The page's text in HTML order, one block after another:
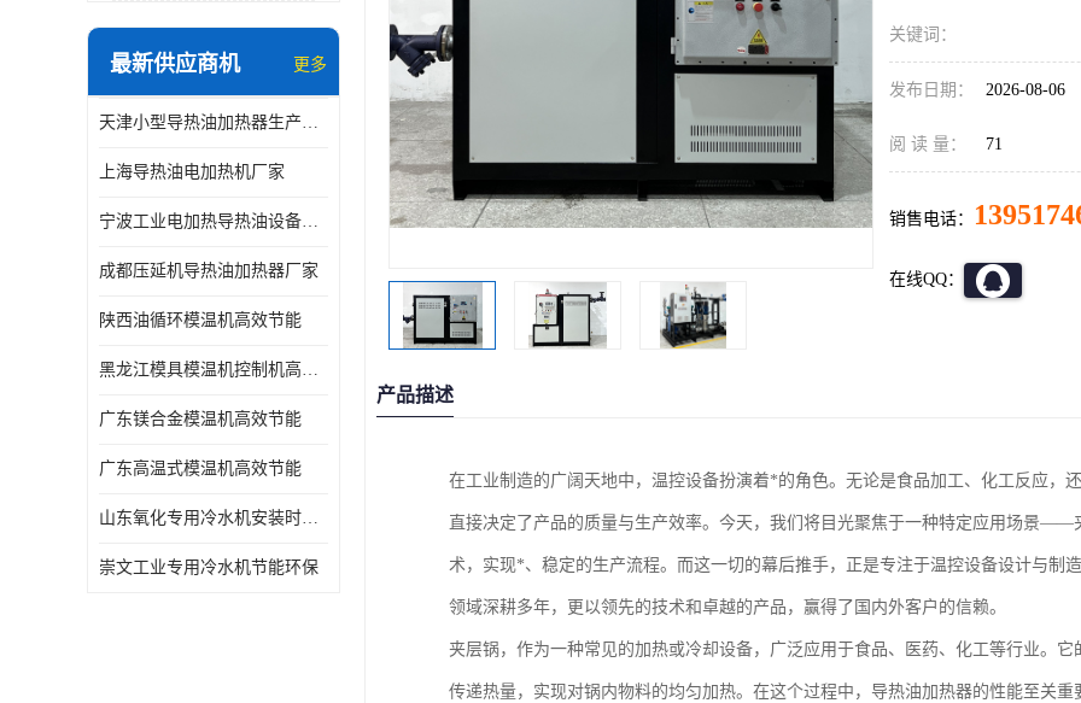
最新供应商机 更多
天津小型导热油加热器生产厂家
上海导热油电加热机厂家
宁波工业电加热导热油设备生产厂家
成都压延机导热油加热器厂家
陕西油循环模温机高效节能
黑龙江模具模温机控制机高效节能
广东镁合金模温机高效节能
广东高温式模温机高效节能
山东氧化专用冷水机安装时效短速冷
崇文工业专用冷水机节能环保
关键词：
发布日期： 2026-08-06
阅 读 量： 71
销售电话：
在线QQ：
产品描述
在工业制造的广阔天地中，温控设备扮演着*的角色。无论是食品加工、化工反应，
直接决定了产品的质量与生产效率。今天，我们将目光聚焦于一种特定应用场景——
术，实现*、稳定的生产流程。而这一切的幕后推手，正是专注于温控设备设计与制
领域深耕多年，更以领先的技术和卓越的产品，赢得了国内外客户的信赖。
夹层锅，作为一种常见的加热或冷却设备，广泛应用于食品、医药、化工等行业。
传递热量，实现对锅内物料的均匀加热。在这个过程中，导热油加热器的性能至关